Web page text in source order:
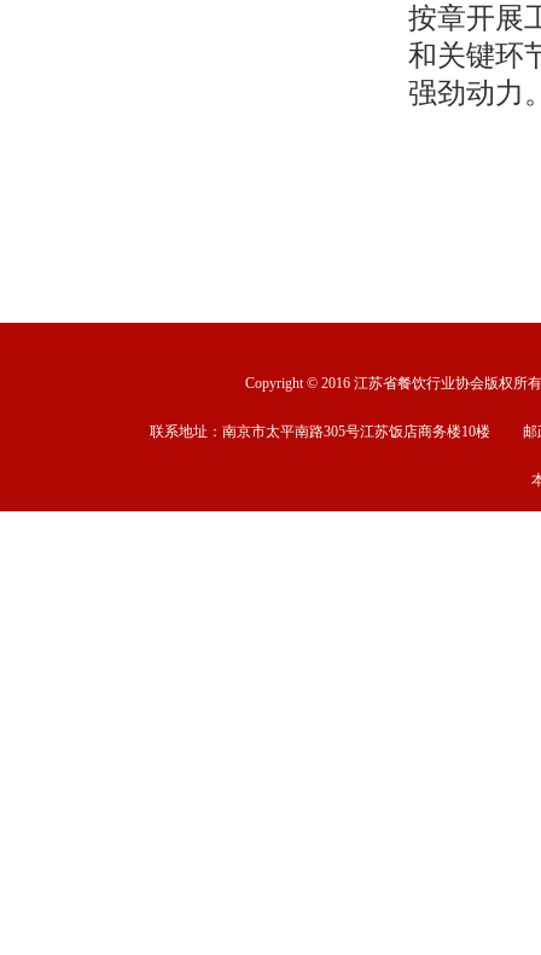
按章开展
和关键环
强劲动力
Copyright © 2016 江苏省餐饮行业协会版
联系地址：南京市太平南路305号江苏饭店商务楼10楼